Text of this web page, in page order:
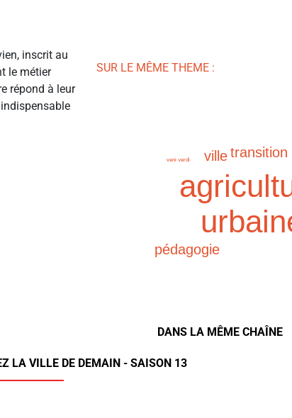
inscrit au
le métier
répond à leur
SUR LE MÊME THEME :
ville
pédagogie
transition
veni verdi
DANS LA MÊME CHAÎNE
LA VILLE DE DEMAIN - SAISON 13